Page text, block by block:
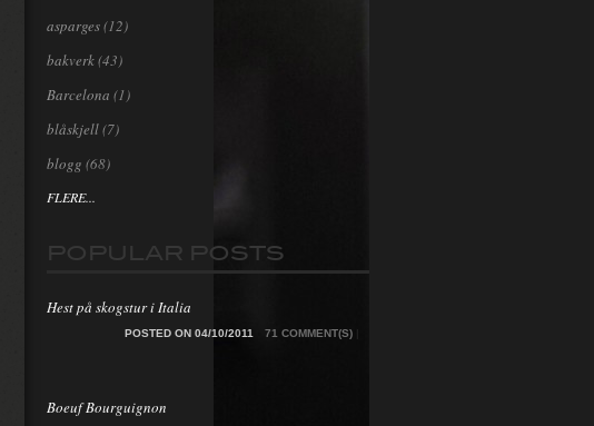
asparges(12)
bakverk(43)
Barcelona (1)
blåskjell(7)
blogg (68)
FLERE...
POPULAR POSTS
Hest på skogstur i Italia
71 COMMENT(S)
POSTED ON 04/10/2011
Boeuf Bourguignon